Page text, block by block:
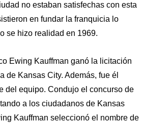
no estaban satisfechas con esta
en fundar la franquicia lo
se hizo realidad en 1969.
Ewing Kauffman ganó la licitación
de Kansas City. Además, fue él
del equipo. Condujo el concurso de
a los ciudadanos de Kansas
Kauffman seleccionó el nombre de